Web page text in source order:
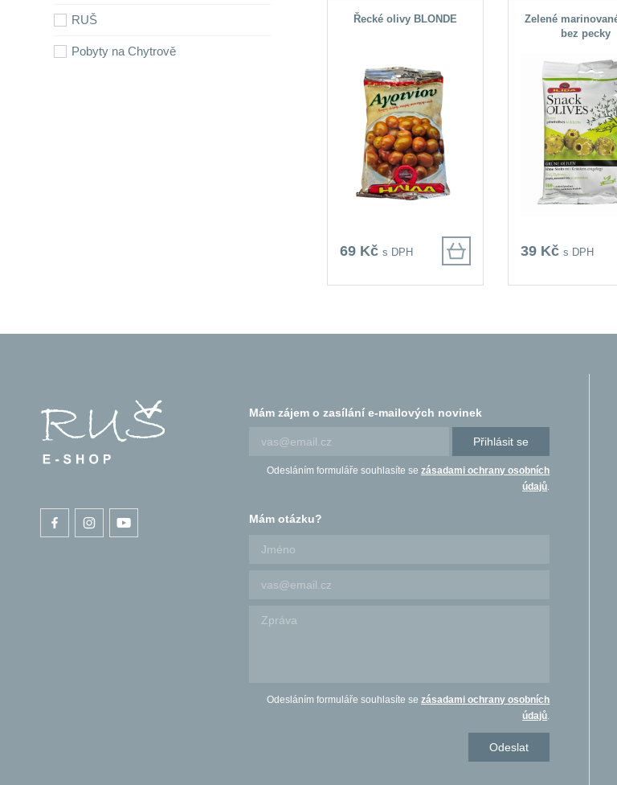
RUŠ
Pobyty na Chytrově
Řecké olivy BLONDE
69 Kč s DPH
Zelené
bez pecky
39 Kč s DPH
Mám zájem o zasílání e-mailových novinek
Přihlásit se
Odesláním formuláře souhlasíte sezásadami ochrany osobních
údajů.
Mám otázku?
Odesláním formuláře souhlasíte sezásadami ochrany osobních
údajů.